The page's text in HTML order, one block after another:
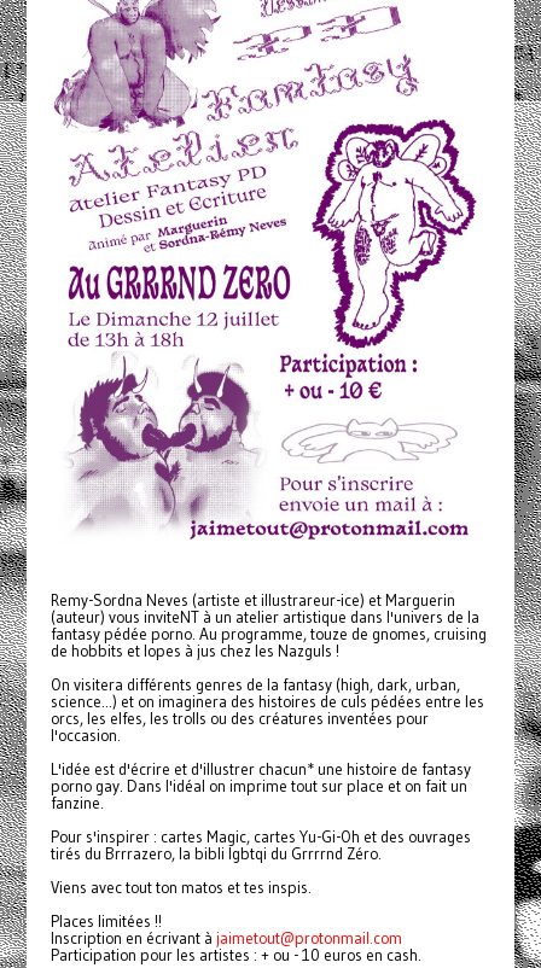
Remy-Sordna Neves (artiste et illustrareur-ice) et Marguerin
(auteur) vous inviteNT à un atelier artistique dans l'univers de la
fantasy pédée porno. Au programme, touze de gnomes, cruising
de hobbits et lopes à jus chez les Nazguls !
On visitera différents genres de la fantasy (high, dark, urban,
science...) et on imaginera des histoires de culs pédées entre les
orcs, les elfes, les trolls ou des créatures inventées pour
l'occasion.
L'idée est d'écrire et d'illustrer chacun* une histoire de fantasy
porno gay. Dans l'idéal on imprime tout sur place et on fait un
fanzine.
Pour s'inspirer : cartes Magic, cartes Yu-Gi-Oh et des ouvrages
tirés du Brrrazero, la bibli lgbtqi du Grrrrnd Zéro.
Viens avec tout ton matos et tes inspis.
Places limitées !!
Inscription en écrivant à jaimetout@protonmail.com
Participation pour les artistes : + ou - 10 euros en cash.